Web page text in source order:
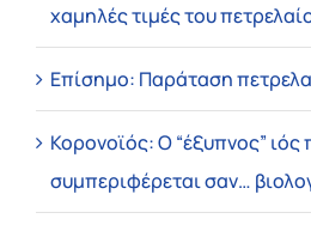
χαμηλές τιμές του
Επίσημο: Παράταση
Κορονοϊός: Ο “έξυπνος” ιός
συμπεριφέρεται σαν…